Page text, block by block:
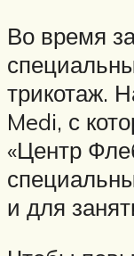
Во время
трикотаж.
Medi, с
«Центр
и для